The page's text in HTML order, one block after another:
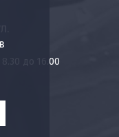
8.30 до 16.00